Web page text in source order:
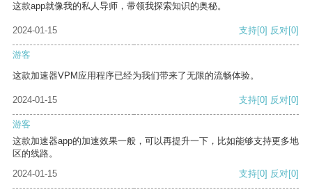
这款app就像我的私人导师，带领我探索知识的奥秘。
2024-01-15 支持[0] 反对[0]
游客
这款加速器VPM应用程序已经为我们带来了无限的流畅体验。
2024-01-15 支持[0] 反对[0]
游客
这款加速器app的加速效果一般，可以再提升一下，比如能够支持更多地
区的线路。
2024-01-15
支持[0] 反对[0]